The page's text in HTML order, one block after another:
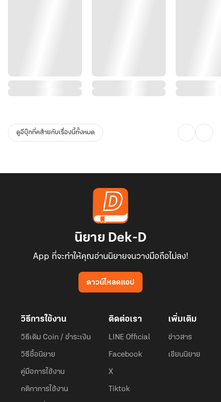
ดูอีบุ๊กที่คล้ายกับเรื่องนี้ทั้งหมด
นิยาย Dek-D
App ที่จะทำให้คุณอ่านนิยายจนวางมือถือไม่ลง!
ดาวน์โหลดแอป
วิธีการใช้งาน
วิธีเติม Coin / ชำระเงิน
วิธีซื้อนิยาย
คู่มือการใช้งาน
กติกาการใช้งาน
ติดต่อเรา
LINE Official
Facebook
X
Tiktok
เพิ่มเติม
ข่าวสาร
เขียนนิยาย